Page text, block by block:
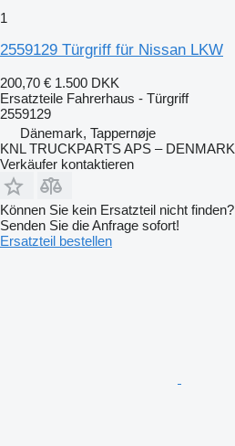
1
2559129 Türgriff für Nissan LKW
200,70 € 1.500 DKK
Ersatzteile Fahrerhaus - Türgriff
2559129
Dänemark, Tappernøje
KNL TRUCKPARTS APS – DENMARK
Verkäufer kontaktieren
Können Sie kein Ersatzteil nicht finden?
Senden Sie die Anfrage sofort!
Ersatzteil bestellen